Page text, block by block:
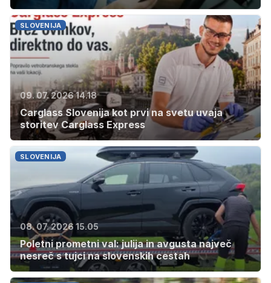
SLOVENIJA
09. 07. 2026 14.18
Carglass Slovenija kot prvi na svetu uvaja
storitev Carglass Express
SLOVENIJA
08. 07. 2026 15.05
Poletni prometni val: julija in avgusta največ
nesreč s tujci na slovenskih cestah